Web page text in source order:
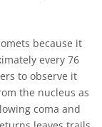
because it
every 76
to observe it
the nucleus as
coma and